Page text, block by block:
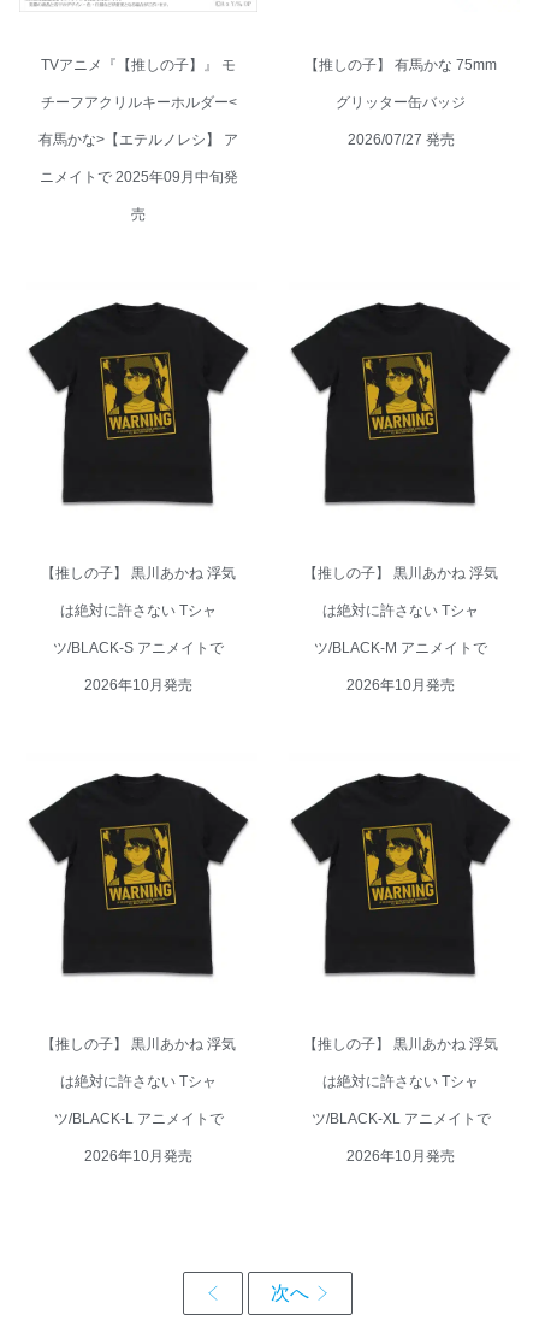
TVアニメ『【推しの子】』 モ
チーフアクリルキーホルダー<
有馬かな>【エテルノレシ】 ア
ニメイトで 2025年09月中旬発
売
【推しの子】 有馬かな 75mm
グリッター缶バッジ
2026/07/27 発売
【推しの子】 黒川あかね 浮気
は絶対に許さない Tシャ
ツ/BLACK-S アニメイトで
2026年10月発売
【推しの子】 黒川あかね 浮気
は絶対に許さない Tシャ
ツ/BLACK-M アニメイトで
2026年10月発売
【推しの子】 黒川あかね 浮気
は絶対に許さない Tシャ
ツ/BLACK-L アニメイトで
2026年10月発売
【推しの子】 黒川あかね 浮気
は絶対に許さない Tシャ
ツ/BLACK-XL アニメイトで
2026年10月発売